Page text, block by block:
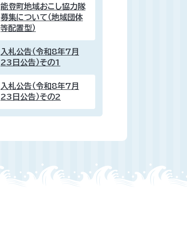
能登町地域おこし協力隊
募集について（地域団体
等配置型）
入札公告（令和8年7月
23日公告）その1
入札公告（令和8年7月
23日公告）その2